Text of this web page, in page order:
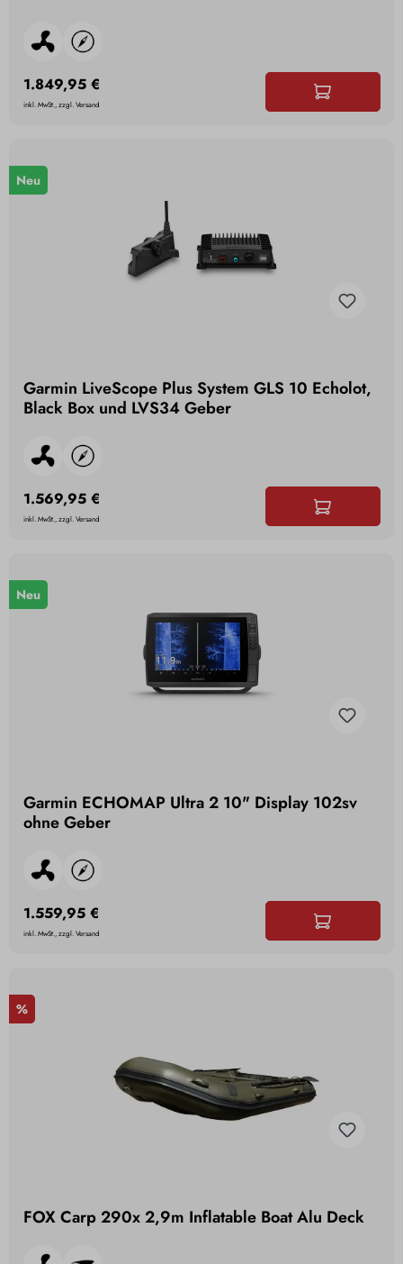
1.849,95 €
inkl. MwSt., zzgl. Versand
Neu
Garmin LiveScope Plus System GLS 10 Echolot,
Black Box und LVS34 Geber
1.569,95 €
inkl. MwSt., zzgl. Versand
Neu
Garmin ECHOMAP Ultra 2 10" Display 102sv
ohne Geber
1.559,95 €
inkl. MwSt., zzgl. Versand
%
FOX Carp 290x 2,9m Inflatable Boat Alu Deck